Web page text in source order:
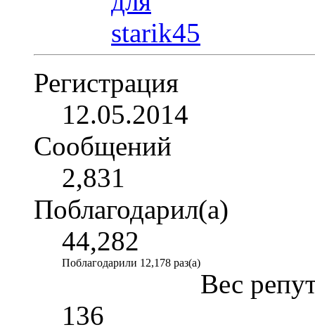
Регистрация
12.05.2014
Сообщений
2,831
Поблагодарил(а)
44,282
Поблагодарили 12,178 раз(а)
Вес
136